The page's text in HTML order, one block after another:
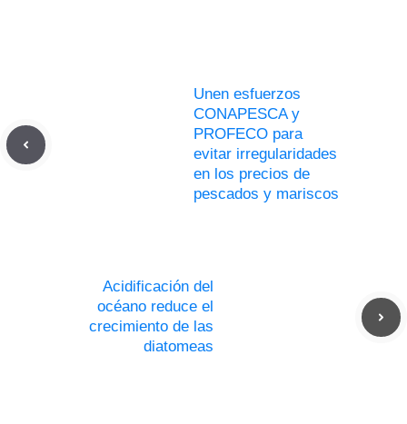
Unen esfuerzos
CONAPESCA y
PROFECO para
evitar irregularidades
en los precios de
pescados y mariscos
Acidificación del
océano reduce el
crecimiento de las
diatomeas